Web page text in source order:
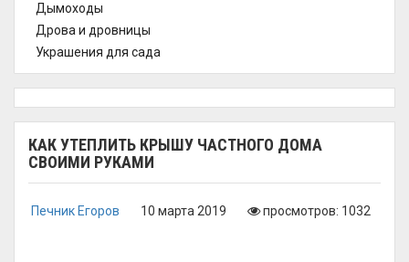
Дымоходы
Дрова и дровницы
Украшения для сада
КАК УТЕПЛИТЬ КРЫШУ ЧАСТНОГО ДОМА
СВОИМИ РУКАМИ
Печник Егоров 10 марта 2019 просмотров: 1032